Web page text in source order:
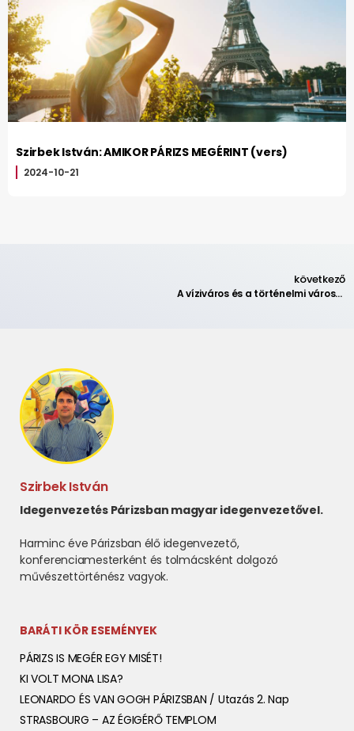
Szirbek István: AMIKOR PÁRIZS MEGÉRINT (vers)
2024-10-21
következő
A víziváros és a történelmi városközpont: Bourges 2.
Szirbek István
Idegenvezetés Párizsban magyar idegenvezetővel.
Harminc éve Párizsban élő idegenvezető,
konferenciamesterként és tolmácsként dolgozó
művészettörténész vagyok.
BARÁTI KÖR ESEMÉNYEK
PÁRIZS IS MEGÉR EGY MISÉT!
KI VOLT MONA LISA?
LEONARDO ÉS VAN GOGH PÁRIZSBAN / Utazás 2. Nap
STRASBOURG – AZ ÉGIGÉRŐ TEMPLOM